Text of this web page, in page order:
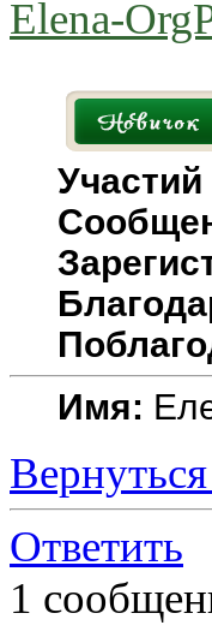
Elena-
Имя:
Ответить
1